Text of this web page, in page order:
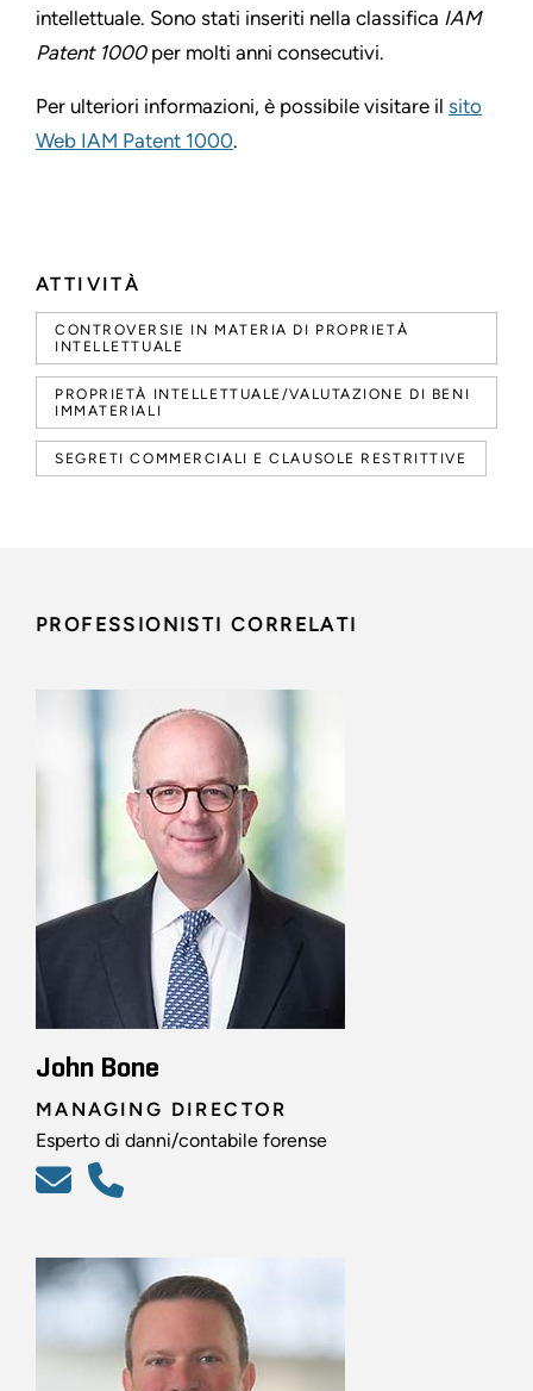
ATTIVITÀ
CONTROVERSIE IN MATERIA DI PROPRIETÀ
INTELLETTUALE
PROPRIETÀ INTELLETTUALE/VALUTAZIONE DI BENI
IMMATERIALI
SEGRETI COMMERCIALI E CLAUSOLE RESTRITTIVE
intellettuale. Sono stati inseriti nella classifica IAM
Patent 1000per molti anni consecutivi.
Per ulteriori informazioni, è possibile visitare il sito
Web IAM Patent 1000.
PROFESSIONISTI CORRELATI
John Bone
MANAGING DIRECTOR
Esperto di danni/contabile forense